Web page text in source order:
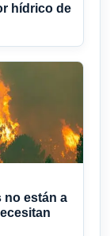
hídrico de
no están a